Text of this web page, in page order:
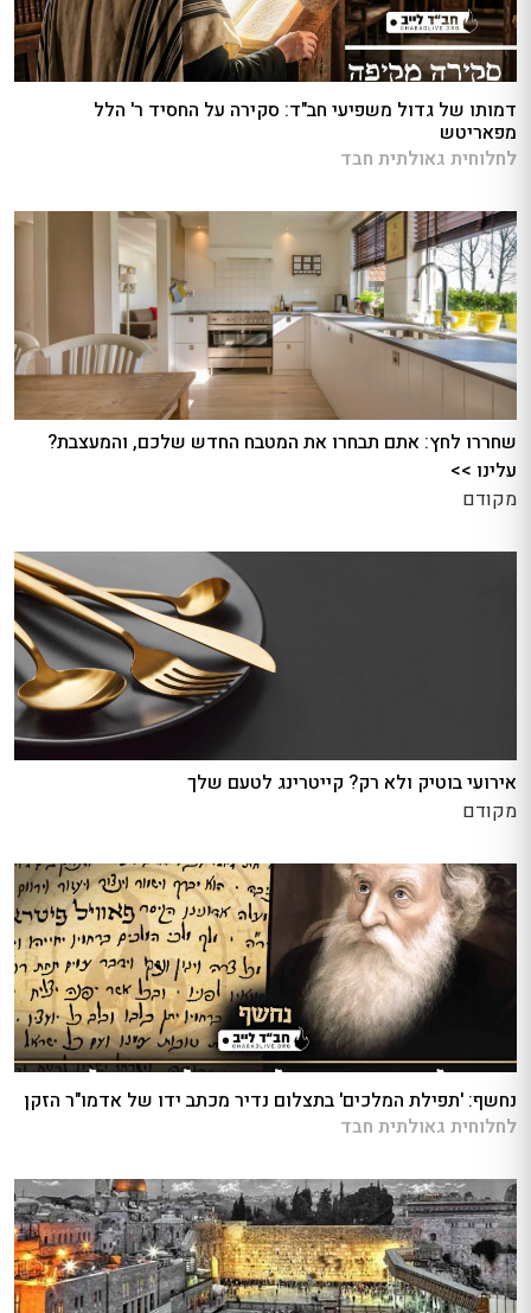
דמותו של גדול משפיעי חב"ד: סקירה על החסיד ר' הלל
מפאריטש
לחלוחית גאולתית חבד
שחררו לחץ: אתם תבחרו את המטבח החדש שלכם, והמעצבת?
עלינו >>
מקודם
אירועי בוטיק ולא רק? קייטרינג לטעם שלך
מקודם
נחשף: 'תפילת המלכים' בתצלום נדיר מכתב ידו של אדמו"ר הזקן
לחלוחית גאולתית חבד